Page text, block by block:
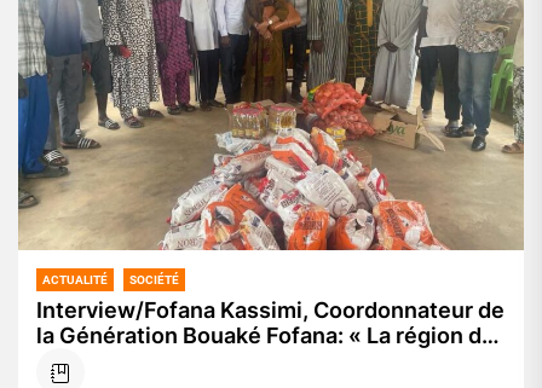
ACTUALITÉ SOCIÉTÉ
Interview/Fofana Kassimi, Coordonnateur de
la Génération Bouaké Fofana: « La région du
Worodougou est fière de son fils »